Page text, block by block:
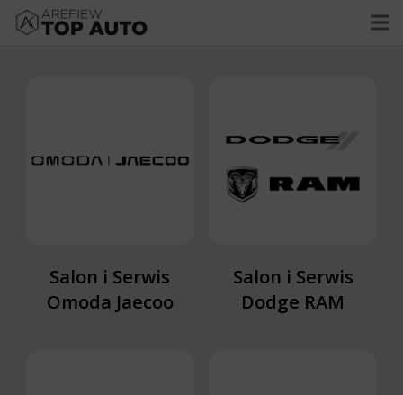
Salon i Serwis
Omoda Jaecoo
Salon i Serwis
Dodge RAM